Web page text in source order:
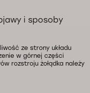
i sposoby
ze strony układu
w górnej części
rozstroju żołądka należy